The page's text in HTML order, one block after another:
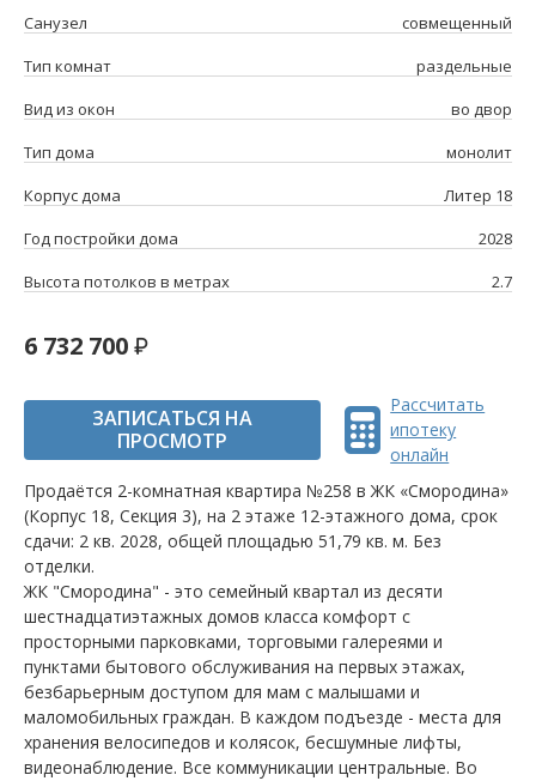
Санузел
совмещенный
Тип комнат
раздельные
Вид из окон
во двор
Тип дома
монолит
Корпус дома
Литер 18
Год постройки дома
2028
Высота потолков в метрах
2.7
6 732 700
ЗАПИСАТЬСЯ НА
ПРОСМОТР
Рассчитать
ипотеку
онлайн
Продаётся 2-комнатная квартира №258 в ЖК «Смородина»
(Корпус 18, Секция 3), на 2 этаже 12-этажного дома, срок
сдачи: 2 кв. 2028, общей площадью 51,79 кв. м. Без
отделки.
ЖК "Смородина" - это семейный квартал из десяти
шестнадцатиэтажных домов класса комфорт с
просторными парковками, торговыми галереями и
пунктами бытового обслуживания на первых этажах,
безбарьерным доступом для мам с малышами и
маломобильных граждан. В каждом подъезде - места для
хранения велосипедов и колясок, бесшумные лифты,
видеонаблюдение. Все коммуникации центральные. Во